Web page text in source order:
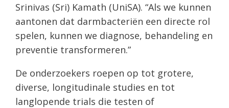
Srinivas (Sri) Kamath (UniSA). “Als we kunnen
aantonen dat darmbacteriën een directe rol
spelen, kunnen we diagnose, behandeling en
preventie transformeren.”
De onderzoekers roepen op tot grotere,
diverse, longitudinale studies en tot
langlopende trials die testen of